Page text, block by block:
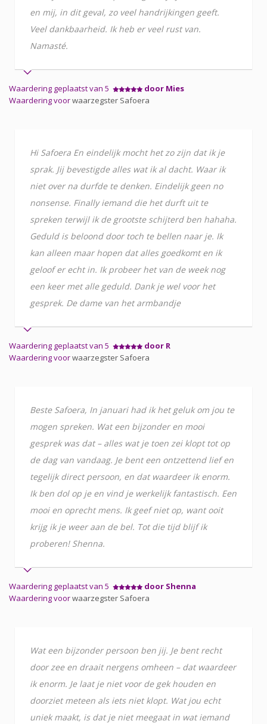
en mij, in dit geval, zo veel handrijkingen geeft.
Veel dankbaarheid. Ik heb er veel rust van.
Namasté.
Waardering geplaatst van 5
door Mies
Waardering voorwaarzegster Safoera
Hi Safoera En eindelijk mocht het zo zijn dat ik je
sprak. Jij bevestigde alles wat ik al dacht. Waar ik
niet over na durfde te denken. Eindelijk geen no
nonsense. Finally iemand die het durft uit te
spreken terwijl ik de grootste schijterd ben hahaha.
Geduld is beloond door toch te bellen naar je. Ik
kan alleen maar hopen dat alles goedkomt en ik
geloof er echt in. Ik probeer het van de week nog
een keer met alle geduld. Dank je wel voor het
gesprek. De dame van het armbandje
Waardering geplaatst van 5
door R
Waardering voorwaarzegster Safoera
Beste Safoera, In januari had ik het geluk om jou te
mogen spreken. Wat een bijzonder en mooi
gesprek was dat – alles wat je toen zei klopt tot op
de dag van vandaag. Je bent een ontzettend lief en
tegelijk direct persoon, en dat waardeer ik enorm.
Ik ben dol op je en vind je werkelijk fantastisch. Een
mooi en oprecht mens. Ik geef niet op, want ooit
krijg ik je weer aan de bel. Tot die tijd blijf ik
proberen! Shenna.
Waardering geplaatst van 5
door Shenna
Waardering voorwaarzegster Safoera
Wat een bijzonder persoon ben jij. Je bent recht
door zee en draait nergens omheen – dat waardeer
ik enorm. Je laat je niet voor de gek houden en
doorziet meteen als iets niet klopt. Wat jou echt
uniek maakt, is dat je niet meegaat in wat iemand